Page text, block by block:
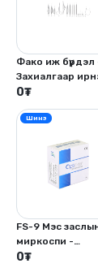
Фако иж бүрдэл
Захиалгаар
0₮
Шинэ
FS-9 Мэс
миркоспи -
Захиалгаар ирнэ
0₮